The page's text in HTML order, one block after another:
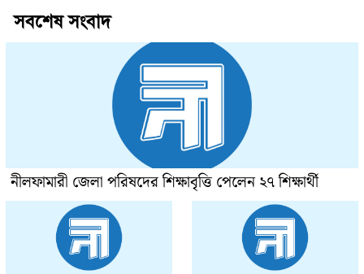
সবশেষ সংবাদ
নীলফামারী জেলা পরিষদের শিক্ষাবৃত্তি পেলেন ২৭ শিক্ষার্থী